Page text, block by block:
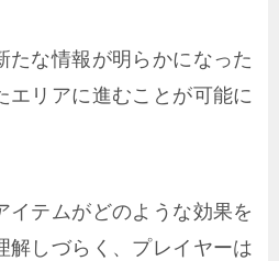
たな情報が明らかになった
エリアに進むことが可能に
イテムがどのような効果を
解しづらく、プレイヤーは